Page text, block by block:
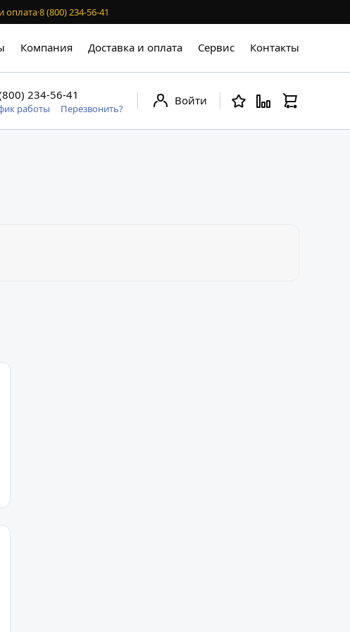
оплата·8 (800) 234-56-41
Компания Доставка и оплата Сервис Контакты
234-56-41
работы Перезвонить?
Войти